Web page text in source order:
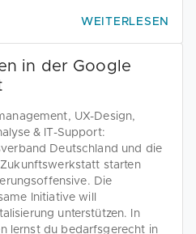
WEITERLESEN
in der Google
UX-Design,
& IT-Support:
Deutschland und die
starten
Die
Initiative will
unterstützen. In
lernst du bedarfsgerecht in